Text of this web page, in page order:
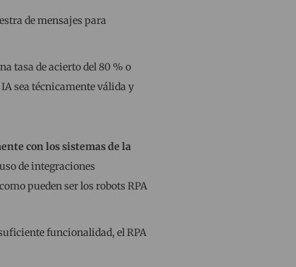
de mensajes para
tasa de acierto del 80 % o
sea técnicamente válida y
con los sistemas de la
de integraciones
pueden ser los robots RPA
funcionalidad, el RPA